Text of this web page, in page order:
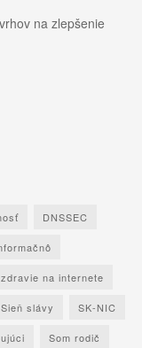
na zlepšenie
DNSSEC
na internete
Sieň slávy SK-NIC
Som rodič